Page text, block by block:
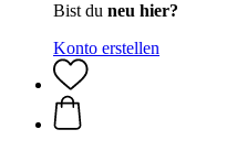
Bist du neu hier?
Konto erstellen